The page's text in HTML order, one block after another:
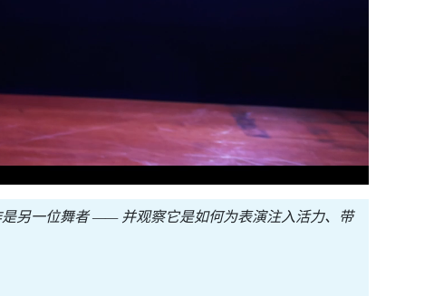
另一位舞者 —— 并观察它是如何为表演注入活力、带